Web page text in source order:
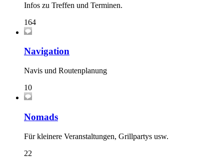
Infos zu Treffen und Terminen.
164
Navigation
Navis und Routenplanung
10
Nomads
Für kleinere Veranstaltungen, Grillpartys usw.
22